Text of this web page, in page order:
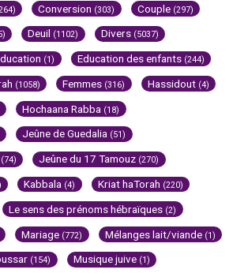
Conversion (303) Couple (297)
Deuil (1102) Divers (5037)
(1) Education des enfants (244)
(1058) Femmes (316) Hassidout (4)
Hochaana Rabba (18)
Jeûne de Guedalia (51)
(74) Jeûne du 17 Tamouz (270)
Kabbala (4) Kriat haTorah (220)
Le sens des prénoms hébraïques (2)
Mariage (772) Mélanges lait/viande (1)
(154) Musique juive (1)